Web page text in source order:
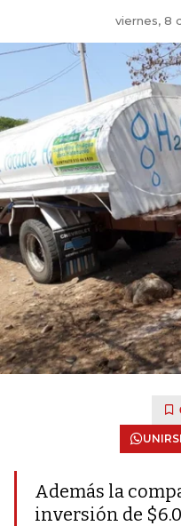
viernes, 8
Además la
inversión de